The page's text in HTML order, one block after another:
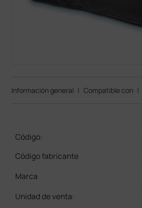
Información general | Compatible con |
Código:
Código fabricante
Marca
Unidad de venta: